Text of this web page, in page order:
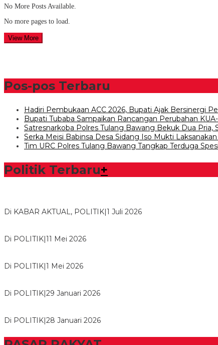
No More Posts Available.
No more pages to load.
View More
Pos-pos Terbaru
Hadiri Pembukaan ACC 2026, Bupati Ajak Bersinergi
Bupati Tubaba Sampaikan Rancangan Perubahan
Satresnarkoba Polres Tulang Bawang Bekuk Dua Pria,
Serka Meisi Babinsa Desa Sidang Iso Mukti
Tim URC Polres Tulang Bawang Tangkap Terduga
Politik Terbaru+
Di KABAR AKTUAL, POLITIK|1 Juli 2026
Di POLITIK|11 Mei 2026
Di POLITIK|1 Mei 2026
Di POLITIK|29 Januari 2026
Di POLITIK|28 Januari 2026